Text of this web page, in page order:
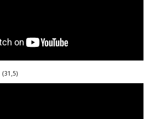
(31,5)